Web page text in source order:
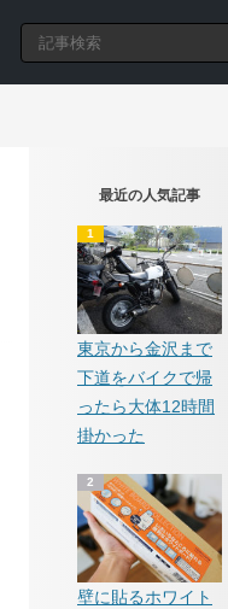
最近の人気記事
東京から金沢まで
下道をバイクで帰
ったら大体12時間
掛かった
壁に貼るホワイト